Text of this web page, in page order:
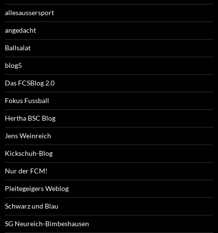
allesaussersport
angedacht
Ballsalat
blog5
Das FCSBlog 2.0
Fokus Fussball
Hertha BSC Blog
Jens Weinreich
Kickschuh-Blog
Nur der FCM!
Pleitegeigers Weblog
Schwarz und Blau
SG Neureich-Bimbeshausen